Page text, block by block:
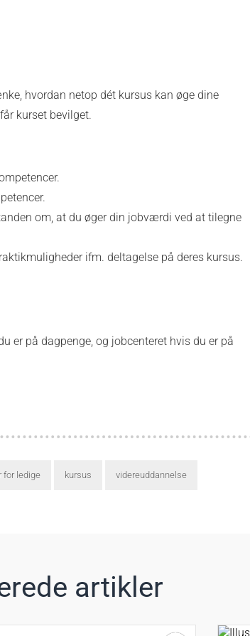
hvordan netop dét kursus kan øge dine
kurset bevilget.
om, at du øger din jobværdi ved at tilegne
ifm. deltagelse på deres kursus.
er på dagpenge, og jobcenteret hvis du er på
for ledige kursus videreuddannelse
artikler